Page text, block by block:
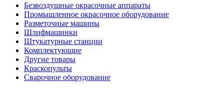
Безвоздушные окрасочные аппараты
Промышленное окрасочное оборудование
Разметочные машины
Шлифмашинки
Штукатурные станции
Комплектующие
Другие товары
Краскопульты
Сварочное оборудование